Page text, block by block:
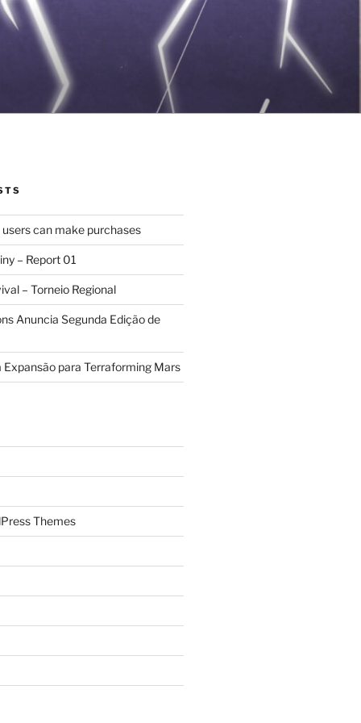
can make purchases
– Report 01
– Torneio Regional
Anuncia Segunda Edição de
Expansão para Terraforming Mars
Themes